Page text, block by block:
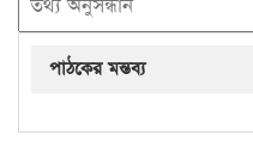
পাঠকের মন্তব্য